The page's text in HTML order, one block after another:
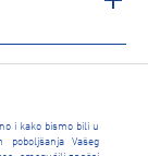
i kako bismo bili u
Vašeg